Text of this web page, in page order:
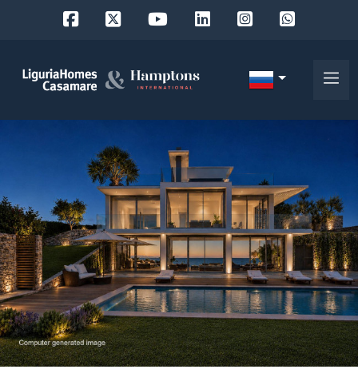
RU
О
нас
Наши
услуги
выберите район
Город